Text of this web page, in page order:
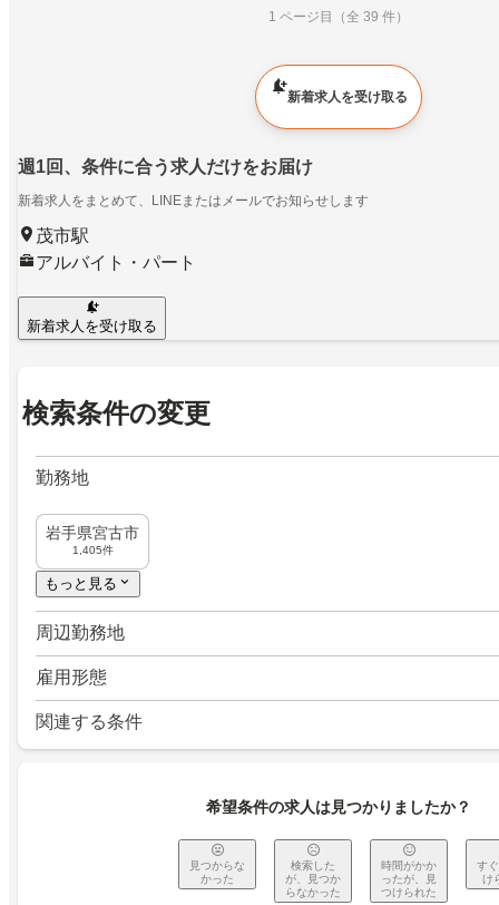
1 ページ目（全 39 件）
新着求人を受け取る
週1回、条件に合う求人だけをお届け
新着求人をまとめて、LINEまたはメールでお知らせします
茂市駅
アルバイト・パート
新着求人を受け取る
検索条件の変更
勤務地
岩手県宮古市
1,405件
もっと見る
周辺勤務地
雇用形態
関連する条件
希望条件の求人は見つかりましたか？
見つからな
かった
検索した
が、見つか
らなかった
時間がかか
ったが、見
つけられた
す
け